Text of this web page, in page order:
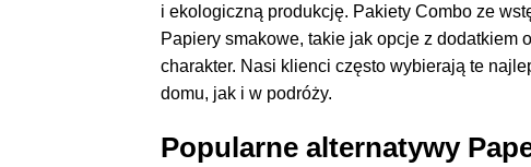
i ekologiczną produkcję. Pakiety Combo ze
Papiery smakowe, takie jak opcje z dodatkiem
charakter. Nasi klienci często wybierają te
domu, jak i w podróży.
Popularne alternatywy